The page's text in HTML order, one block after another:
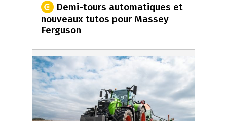
Demi-tours automatiques et
nouveaux tutos pour Massey
Ferguson